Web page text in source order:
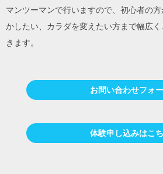
マンツーマンで行いますので、初心者の
かしたい、カラダを変えたい方まで幅広
きます。
お問い合わせフォ
体験申し込みはこ